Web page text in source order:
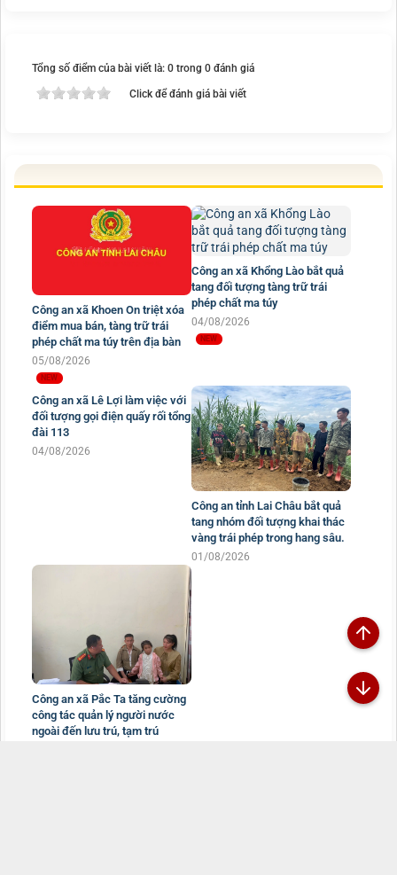
Tổng số điểm của bài viết là: 0 trong 0 đánh giá
Click để đánh giá bài viết
Công an xã Khoen On triệt xóa
điểm mua bán, tàng trữ trái
phép chất ma túy trên địa bàn
05/08/2026
Công an xã Khổng Lào bắt quả
tang đối tượng tàng trữ trái
phép chất ma túy
04/08/2026
Công an xã Lê Lợi làm việc với
đối tượng gọi điện quấy rối tổng
đài 113
04/08/2026
Công an tỉnh Lai Châu bắt quả
tang nhóm đối tượng khai thác
vàng trái phép trong hang sâu.
01/08/2026
Công an xã Pắc Ta tăng cường
công tác quản lý người nước
ngoài đến lưu trú, tạm trú